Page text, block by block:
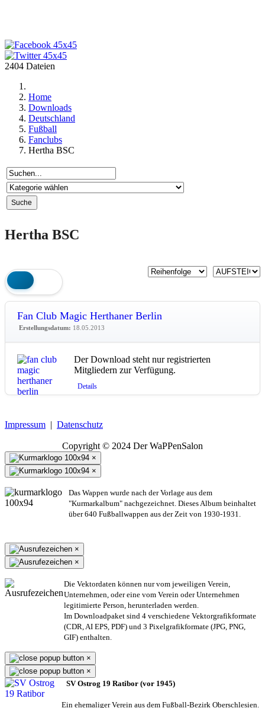
2404 Dateien
Home
Downloads
Deutschland
Fußball
Fanclubs
Hertha BSC
Hertha BSC
Fan Club Magic Herthaner Berlin
Erstellungsdatum: 18.05.2013
Der Download steht nur registrierten
Mitgliedern zur Verfügung.
Details
Impressum | Datenschutz
Copyright © 2024 Der WaPPenSalon
×
×
Das Wappen wurde nach der Vorlage aus dem
"Kurmarkalbum" nachgezeichnet. Dieses Album beinhaltet
über 640 Fußballwappen aus der Zeit von 1930-1931.
×
×
Die Vektordaten können nur vom jeweiligen Verein,
Unternehmen, oder eine vom Verein oder Unternehmen
legitimierte Person, herunterladen werden.
Im Downloadpaket sind 4 verschiedene Vektorgrafikformate
(CDR, AI EPS, PDF) und 3 Pixelgrafikformate (JPG, PNG,
GIF) enthalten.
×
×
SV Ostrog 19 Ratibor (vor 1945)
Ein ehemaliger Verein aus dem Fußball-Bezirk Oberschlesien.